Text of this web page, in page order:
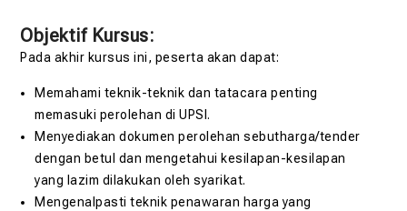
Objektif Kursus:
Pada akhir kursus ini, peserta akan dapat:
Memahami teknik-teknik dan tatacara penting
memasuki perolehan di UPSI.
Menyediakan dokumen perolehan sebutharga/tender
dengan betul dan mengetahui kesilapan-kesilapan
yang lazim dilakukan oleh syarikat.
Mengenalpasti teknik penawaran harga yang